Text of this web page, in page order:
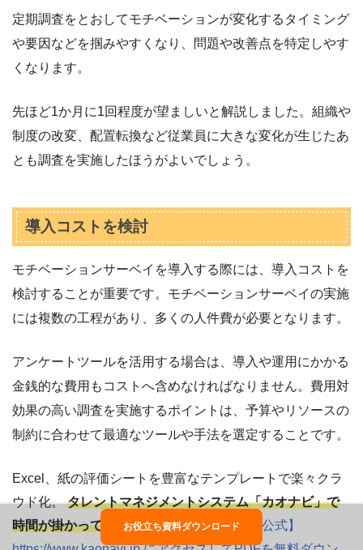
定期調査をとおしてモチベーションが変化するタイミング
や要因などを掴みやすくなり、問題や改善点を特定しやす
くなります。
先ほど1か月に1回程度が望ましいと解説しました。組織や
制度の改変、配置転換など従業員に大きな変化が生じたあ
とも調査を実施したほうがよいでしょう。
導入コストを検討
モチベーションサーベイを導入する際には、導入コストを
検討することが重要です。モチベーションサーベイの実施
には複数の工程があり、多くの人件費が必要となります。
アンケートツールを活用する場合は、導入や運用にかかる
金銭的な費用もコストへ含めなければなりません。費用対
効果の高い調査を実施するポイントは、予算やリソースの
制約に合わせて最適なツールや手法を選定することです。
Excel、紙の評価シートを豊富なテンプレートで楽々クラ
ウド化。タレントマネジメントシステム「カオナビ」で
時間が掛かっていた人事業務を解決！ ⇒
【公式】
お役立ち資料ダウンロード